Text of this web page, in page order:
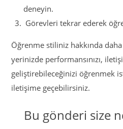
deneyin.
Görevleri tekrar ederek
Öğrenme stiliniz hakkında
yerinizde performansınızı,
geliştirebileceğinizi öğrenmek
iletişime geçebilirsiniz.
Bu gönderi size